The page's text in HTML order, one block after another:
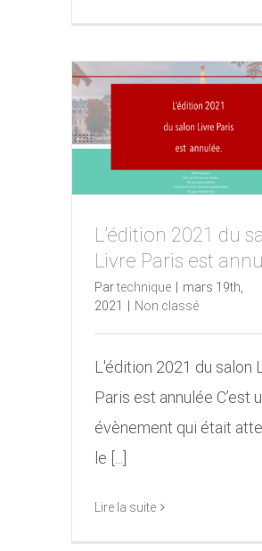
L’édition 2021 du
L’édition 2021 du
Livre Paris est
Partechnique
mars 19th,
2021
Non classé
L'édition 2021 du salon
Paris est annulée C’est
évènement qui était
le [...]
Lire la suite